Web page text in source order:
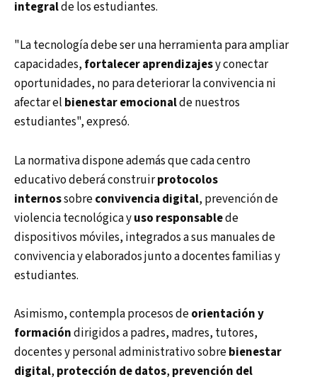
integralde los estudiantes.
"La tecnología debe ser una herramienta para ampliar
capacidades, fortalecer aprendizajesy conectar
oportunidades, no para deteriorar la convivencia ni
afectar el bienestar emocionalde nuestros
estudiantes", expresó.
La normativa dispone además que cada centro
educativo deberá construirprotocolos
internossobreconvivencia digital, prevención de
violencia tecnológica yuso responsablede
dispositivos móviles, integrados a sus manuales de
convivencia y elaborados junto a docentes familias y
estudiantes.
Asimismo, contempla procesos deorientación y
formacióndirigidos a padres, madres, tutores,
docentes y personal administrativo sobrebienestar
digital, protección de datos, prevención del